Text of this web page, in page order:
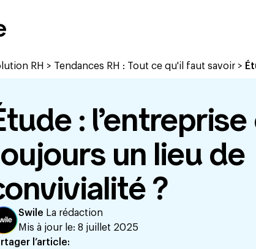
RH > Tendances RH : Tout ce qu'il faut savoir >
:
un lieu de
?
Swile La rédaction
Mis à jour le: 8 juillet 2025
l’article: